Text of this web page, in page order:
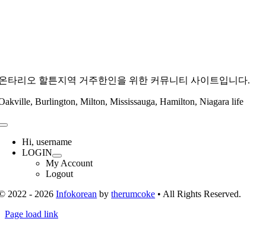
타리오 할튼지역 거주한인을 위한 커뮤니티 사이트입니다.
Burlington, Milton, Mississauga, Hamilton, Niagara life
Toggle
NavigationHi, username
LOGIN
My Account
Logout
2022 - 2026Infokorean bytherumcoke • All Rights Reserved.
Toggle
Page load link